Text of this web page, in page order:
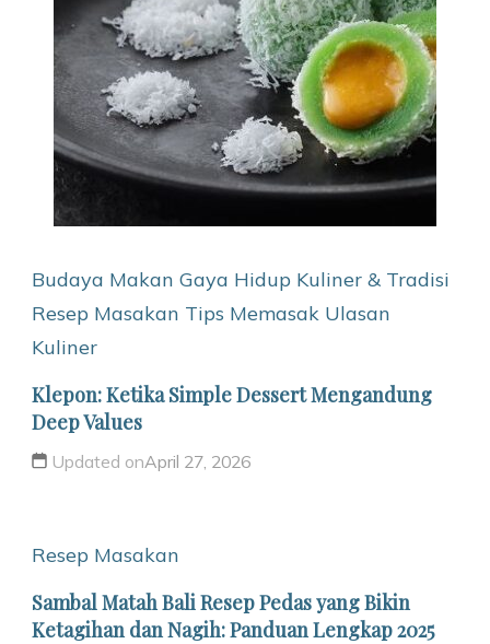
Budaya Makan Gaya Hidup Kuliner & Tradisi
Resep Masakan Tips Memasak Ulasan
Kuliner
Klepon: Ketika Simple Dessert Mengandung
Deep Values
Updated onApril 27, 2026
Resep Masakan
Sambal Matah Bali Resep Pedas yang Bikin
Ketagihan dan Nagih: Panduan Lengkap 2025